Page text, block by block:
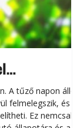
károktól
A tűző napon álló
felmelegszik, és
Ez nemcsak